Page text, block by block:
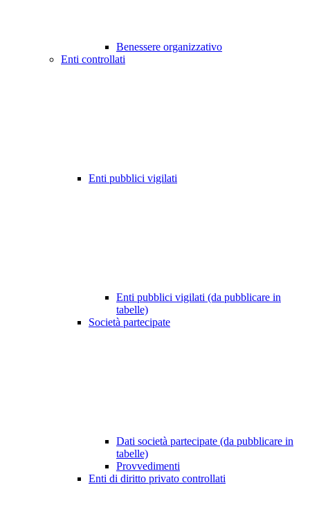
Benessere organizzativo
Enti controllati
Enti pubblici vigilati
Enti pubblici vigilati (da pubblicare in
tabelle)
Società partecipate
Dati società partecipate (da pubblicare in
tabelle)
Provvedimenti
Enti di diritto privato controllati